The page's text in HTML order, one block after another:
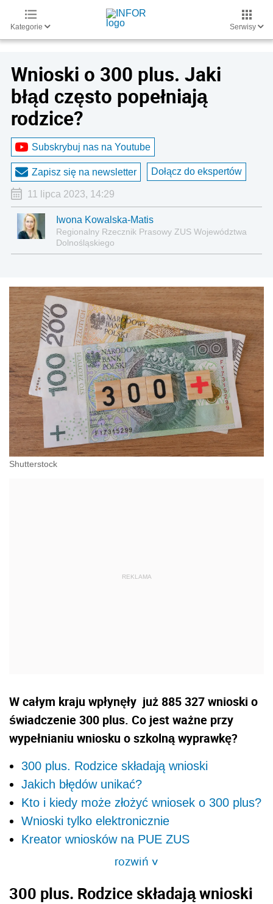
Kategorie Serwisy
Wnioski o 300 plus. Jaki
błąd często popełniają
rodzice?
Subskrybuj nas na Youtube
Zapisz się na newsletter Dołącz do ekspertów
11 lipca 2023, 14:29
Iwona Kowalska-Matis
Regionalny Rzecznik Prasowy ZUS Województwa
Dolnośląskiego
Shutterstock
W całym kraju wpłynęły już 885 327 wnioski o
świadczenie 300 plus. Co jest ważne przy
wypełnianiu wniosku o szkolną wyprawkę?
300 plus. Rodzice składają wnioski
Jakich błędów unikać?
Kto i kiedy może złożyć wniosek o 300 plus?
Wnioski tylko elektronicznie
Kreator wniosków na PUE ZUS
rozwiń>
300 plus. Rodzice składają wnioski